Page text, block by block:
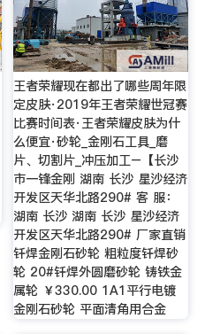
王者荣耀现在都出了哪些周年限
定皮肤·2019年王者荣耀世冠赛
比赛时间表·王者荣耀皮肤为什
么便宜·砂轮_金刚石工具_磨
片、切割片_冲压加工–【长沙
市一锋金刚 湖南 长沙 星沙经济
开发区天华北路290# 客 服：
湖南 长沙 湖南 长沙 星沙经济
开发区天华北路290# 厂家直销
钎焊金刚石砂轮 粗粒度钎焊砂
轮 20#钎焊外圆磨砂轮 铸铁金
属轮 ￥330.00 1A1平行电镀
金刚石砂轮 平面清角用合金